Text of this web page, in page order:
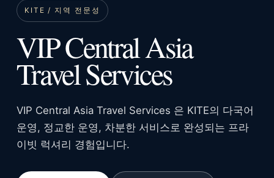
KITE / 지역 전문성
VIP Central Asia
Travel Services
VIP Central Asia Travel Services 은 KITE의 다국어
운영, 정교한 운영, 차분한 서비스로 완성되는 프라
이빗 럭셔리 경험입니다.